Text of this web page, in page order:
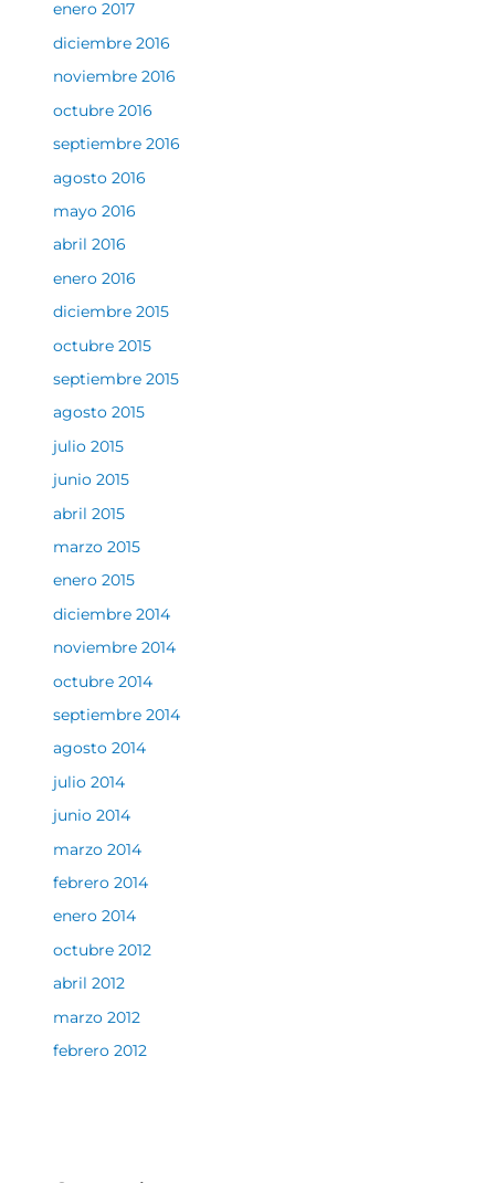
enero 2017
diciembre 2016
noviembre 2016
octubre 2016
septiembre 2016
agosto 2016
mayo 2016
abril 2016
enero 2016
diciembre 2015
octubre 2015
septiembre 2015
agosto 2015
julio 2015
junio 2015
abril 2015
marzo 2015
enero 2015
diciembre 2014
noviembre 2014
octubre 2014
septiembre 2014
agosto 2014
julio 2014
junio 2014
marzo 2014
febrero 2014
enero 2014
octubre 2012
abril 2012
marzo 2012
febrero 2012